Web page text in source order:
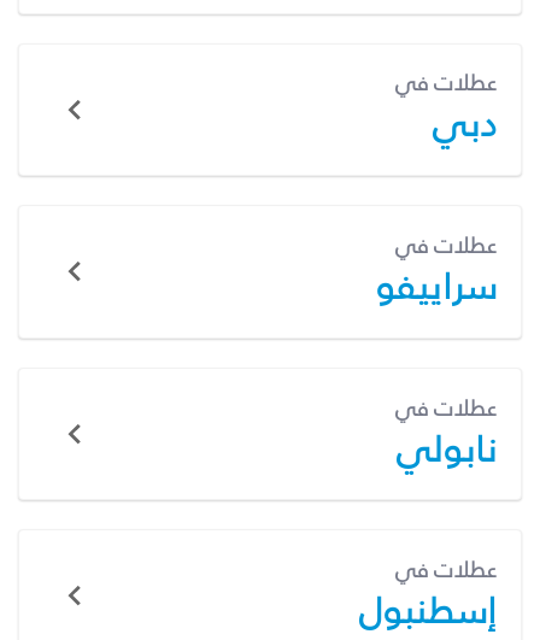
عطلات في
دبي
عطلات في
سراييفو
عطلات في
نابولي
عطلات في
إسطنبول